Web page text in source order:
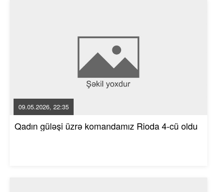
09.05.2026, 22:35
Qadın güləşi üzrə komandamız Rioda 4-cü oldu